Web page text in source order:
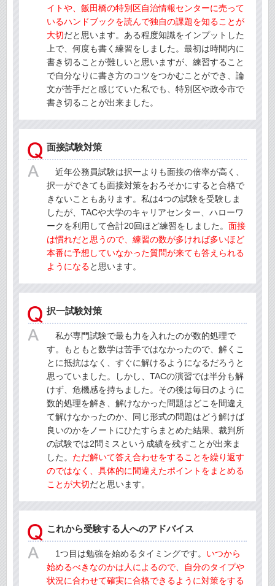
イトや、飯田橋の特別区自治情報センターに売って
いるハンドブックを読んで独自の課題を知ることが
大切だと思います。ある程度知識をインプットした
上で、何度も書く練習をしました。最初は時間内に
書き切ることが難しいと思いますが、練習すること
で自分なりに書き方のコツをつかむことができ、論
文が苦手だと感じていた私でも、特別区や政令市で
書き切ることが出来ました。
面接試験対策
近年公務員試験は択一よりも面接の倍率が高く、
択一ができても面接対策をおろそかにすると合格で
きないこともあります。私は4つの試験を受験しま
したが、TACや大学のキャリアセンター、ハローワ
ークを利用して合計20回ほど練習をしました。 面接
は慣れだと思うので、練習の数が多ければ多いほど
本番に予想していなかった質問が来ても答えられる
ようになると思います。
択一試験対策
私が専門試験で最も力を入れたのが数的処理で
す。もともと数学は苦手ではなかったので、解くこ
とに抵抗はなく、すぐに解けるようになるだろうと
思っていました。しかし、TACの演習では半分も解
けず、危機感を持ちました。その後は毎日のように
数的処理を解き、解けなかった問題はどこを間違え
て解けなかったのか、同じ形式の問題はどう解けば
良いのかをノートにひたすらまとめた結果、裁判所
の試験では2問ミスという成績を残すことが出来ま
した。 ただ解いて答え合わせをすることを繰り返す
のではなく、具体的に間違えたポイントをまとめる
ことが大切だと思います。
これから受験する人へのアドバイス
1つ目は勉強を始めるタイミングです。 いつから
始めるべきなのかは人によるので、自分のタイプや
状況に合わせて確実に合格できるように対策をする